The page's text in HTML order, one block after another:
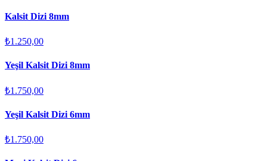
Kalsit Dizi 8mm
₺1.250,00
Yeşil Kalsit Dizi 8mm
₺1.750,00
Yeşil Kalsit Dizi 6mm
₺1.750,00